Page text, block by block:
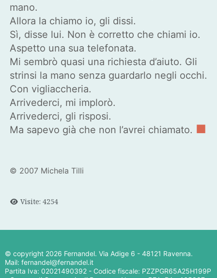
mano.
Allora la chiamo io, gli dissi.
Sì, disse lui. Non è corretto che chiami io.
Aspetto una sua telefonata.
Mi sembrò quasi una richiesta d’aiuto. Gli
strinsi la mano senza guardarlo negli occhi.
Con vigliaccheria.
Arrivederci, mi implorò.
Arrivederci, gli risposi.
Ma sapevo già che non l’avrei chiamato. ■
© 2007 Michela Tilli
Visite: 4254
© copyright 2026 Fernandel. Via Adige 6 - 48121 Ravenna.
Mail: fernandel@fernandel.it
Partita Iva: 02021490392 - Codice fiscale: PZZPGR65A25H199P